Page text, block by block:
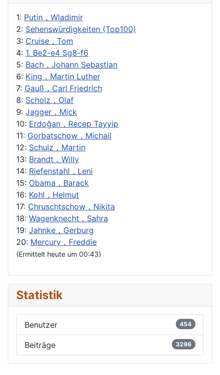
1: Putin，Wladimir
2: Sehenswürdigkeiten (Top100)
3: Cruise，Tom
4: 1. Be2-e4 Sg8-f6
5: Bach，Johann Sebastian
6: King，Martin Luther
7: Gauß，Carl Friedrich
8: Scholz，Olaf
9: Jagger，Mick
10: Erdoğan，Recep Tayyip
11: Gorbatschow，Michail
12: Schulz，Martin
13: Brandt，Willy
14: Riefenstahl，Leni
15: Obama，Barack
16: Kohl，Helmut
17: Chruschtschow，Nikita
18: Wagenknecht，Sahra
19: Jahnke，Gerburg
20: Mercury，Freddie
(Ermittelt heute um 00:43)
Statistik
Benutzer 454
Beiträge 3296